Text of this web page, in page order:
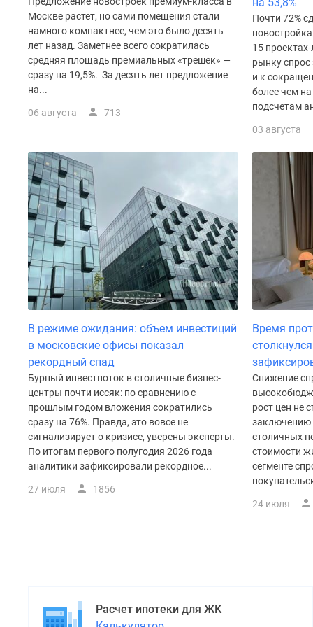
водоема
Коттеджные
поселки
ипотеку
центры
Москве растет, но сами помещения стали
намного компактнее, чем это было десять
лет назад. Заметнее всего сократилась
средняя площадь премиальных «трешек» —
сразу на 19,5%. За десять лет предложение
на...
06 августа 713
Почти 72%
15
рынку спрос
и к
более чем
подсчетам
03 августа
В режиме ожидания: объем инвестиций
в московские офисы показал
рекордный спад
Бурный инвестпоток в столичные бизнес-
центры почти иссяк: по сравнению с
прошлым годом вложения сократились
сразу на 76%. Правда, это вовсе не
сигнализирует о кризисе, уверены эксперты.
По итогам первого полугодия 2026 года
аналитики зафиксировали рекордное...
27 июля 1856
Время
Снижение
рост цен не
заключению
столичных
стоимости
сегменте
24 июля
Расчет ипотеки для ЖК